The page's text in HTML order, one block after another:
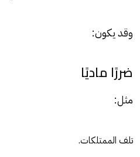
وقد يكون:
ضررًا ماديًا
مثل:
تلف الممتلكات.